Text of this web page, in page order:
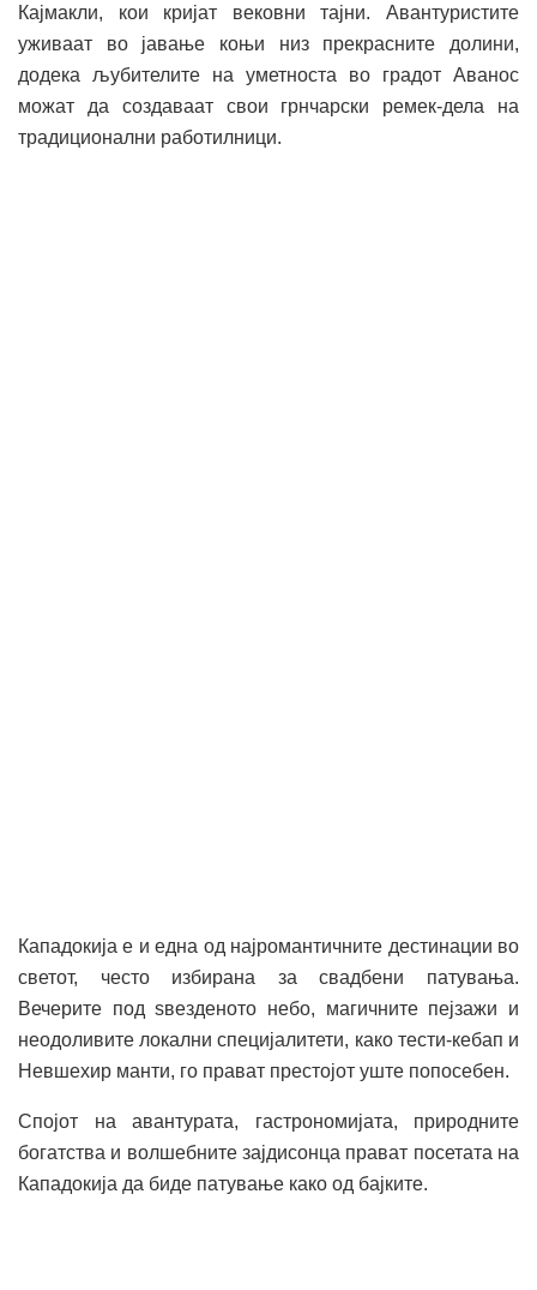
Кајмакли, кои кријат вековни тајни. Авантуристите
уживаат во јавање коњи низ прекрасните долини,
додека љубителите на уметноста во градот Аванос
можат да создаваат свои грнчарски ремек-дела на
традиционални работилници.
Кападокија е и една од најромантичните дестинации во
светот, често избирана за свадбени патувања.
Вечерите под ѕвезденото небо, магичните пејзажи и
неодоливите локални специјалитети, како тести-кебап и
Невшехир манти, го прават престојот уште попосебен.
Спојот на авантурата, гастрономијата, природните
богатства и волшебните зајдисонца прават посетата на
Кападокија да биде патување како од бајките.